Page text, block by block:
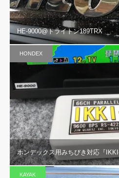
HE-9000@トライトン189TRX
HONDEX
ホンデックス用みちびき対応『IKKI-
KAYAK